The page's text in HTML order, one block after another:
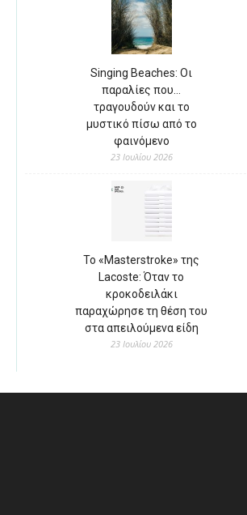
Singing Beaches: Οι
παραλίες που…
τραγουδούν και το
μυστικό πίσω από το
φαινόμενο
23 Ιουλίου 2026
Το «Masterstroke» της
Lacoste: Όταν το
κροκοδειλάκι
παραχώρησε τη θέση του
στα απειλούμενα είδη
23 Ιουλίου 2026